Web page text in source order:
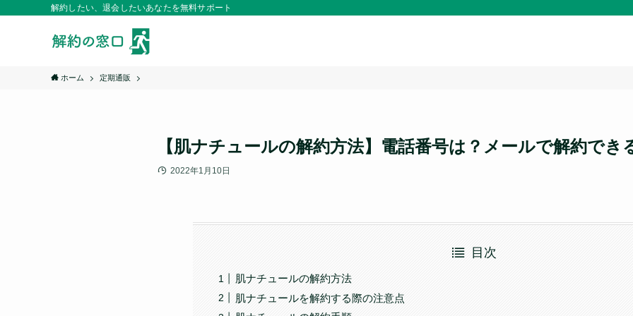
解約したい、退会したいあなたを無料サポート
ホーム 定期通販
【肌ナチュールの解約方法】電話番号は？メールで解約でき
2022年1月10日
目次
肌ナチュールの解約方法
肌ナチュールを解約する際の注意点